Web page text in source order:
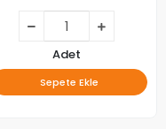
Adet
Sepete Ekle